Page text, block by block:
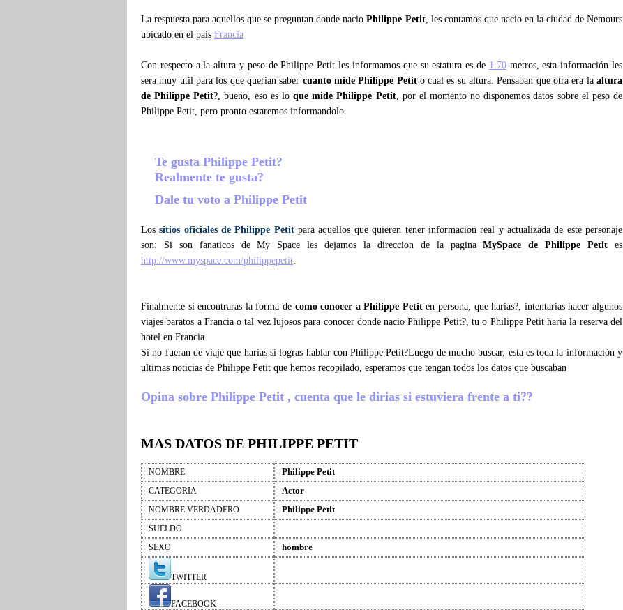
La respuesta para aquellos que se preguntan donde nacioPhilippe Petit, les contamos que nacio en la ciudad de Nemours
ubicado en el pais Francia
Con respecto a la altura y peso de Philippe Petit les informamos que su estatura es de 1.70metros, esta información les
sera muy util para los que querian saber cuanto mide Philippe Petito cual es su altura. Pensaban que otra era laaltura
de Philippe Petit?, bueno, eso es loque mide Philippe Petit, por el momento no disponemos datos sobre el peso de
Philippe Petit, pero pronto estaremos informandolo
Te gusta Philippe Petit?
Realmente te gusta?
Dale tu voto a Philippe Petit
Lossitios oficiales de Philippe Petitpara aquellos que quieren tener informacion real y actualizada de este personaje
son: Si son fanaticos de My Space les dejamos la direccion de la paginaMySpace de Philippe Petit es
http://www.myspace.com/philippepetit.
Finalmente si encontraras la forma de como conocer a Philippe Petiten persona, que harias?, intentarias hacer algunos
viajes baratos a Francia o tal vez lujosos para conocer donde nacio Philippe Petit?, tu o Philippe Petit haria la reserva del
hotel en Francia
Si no fueran de viaje que harias si logras hablar con Philippe Petit?Luego de mucho buscar, esta es toda la información y
ultimas noticias de Philippe Petit que hemos recopilado, esperamos que tengan todos los datos que buscaban
Opina sobre Philippe Petit , cuenta que le dirias si estuviera frente a ti??
MAS DATOS DE PHILIPPE PETIT
NOMBRE Philippe Petit
CATEGORIA Actor
NOMBRE VERDADERO Philippe Petit
SUELDO
SEXO
hombre
TWITTER
FACEBOOK